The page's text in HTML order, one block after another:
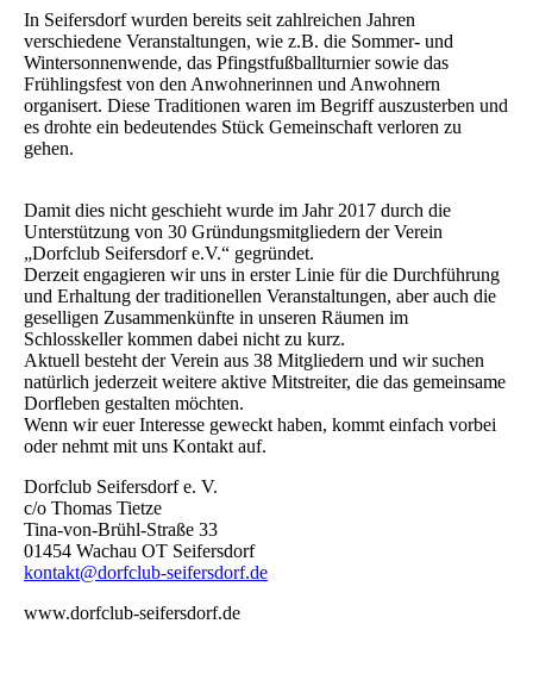
In Seifersdorf wurden bereits seit zahlreichen Jahren
verschiedene Veranstaltungen, wie z.B. die Sommer- und
Wintersonnenwende, das Pfingstfußballturnier sowie das
Frühlingsfest von den Anwohnerinnen und Anwohnern
organisert. Diese Traditionen waren im Begriff auszusterben und
es drohte ein bedeutendes Stück Gemeinschaft verloren zu
gehen.
Damit dies nicht geschieht wurde im Jahr 2017 durch die
Unterstützung von 30 Gründungsmitgliedern der Verein
„Dorfclub Seifersdorf e.V.“ gegründet.
Derzeit engagieren wir uns in erster Linie für die Durchführung
und Erhaltung der traditionellen Veranstaltungen, aber auch die
geselligen Zusammenkünfte in unseren Räumen im
Schlosskeller kommen dabei nicht zu kurz.
Aktuell besteht der Verein aus 38 Mitgliedern und wir suchen
natürlich jederzeit weitere aktive Mitstreiter, die das gemeinsame
Dorfleben gestalten möchten.
Wenn wir euer Interesse geweckt haben, kommt einfach vorbei
oder nehmt mit uns Kontakt auf.
Dorfclub Seifersdorf e. V.
c/o Thomas Tietze
Tina-von-Brühl-Straße 33
01454 Wachau OT Seifersdorf
kontakt@dorfclub-seifersdorf.de
www.dorfclub-seifersdorf.de